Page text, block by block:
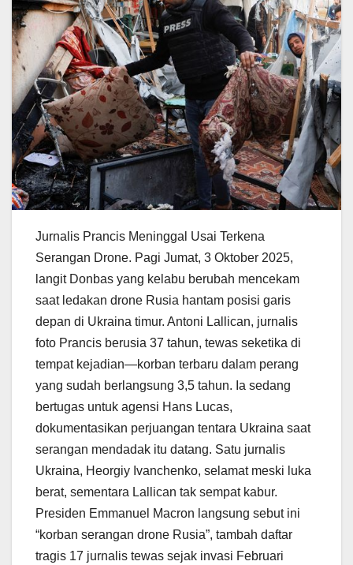
Jurnalis Prancis Meninggal Usai Terkena
Serangan Drone. Pagi Jumat, 3 Oktober 2025,
langit Donbas yang kelabu berubah mencekam
saat ledakan drone Rusia hantam posisi garis
depan di Ukraina timur. Antoni Lallican, jurnalis
foto Prancis berusia 37 tahun, tewas seketika di
tempat kejadian—korban terbaru dalam perang
yang sudah berlangsung 3,5 tahun. Ia sedang
bertugas untuk agensi Hans Lucas,
dokumentasikan perjuangan tentara Ukraina saat
serangan mendadak itu datang. Satu jurnalis
Ukraina, Heorgiy Ivanchenko, selamat meski luka
berat, sementara Lallican tak sempat kabur.
Presiden Emmanuel Macron langsung sebut ini
“korban serangan drone Rusia”, tambah daftar
tragis 17 jurnalis tewas sejak invasi Februari